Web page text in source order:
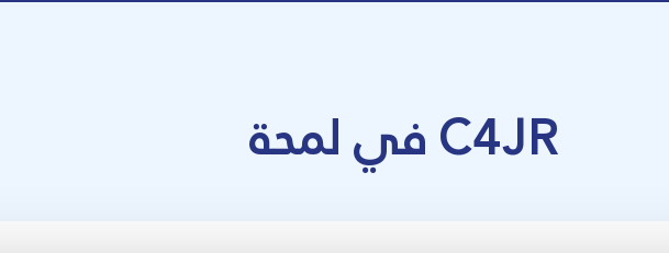
C4JR في لمحة